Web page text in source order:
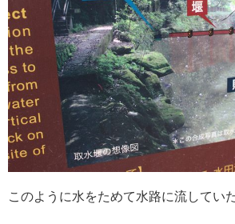
このように水をためて水路に流してい